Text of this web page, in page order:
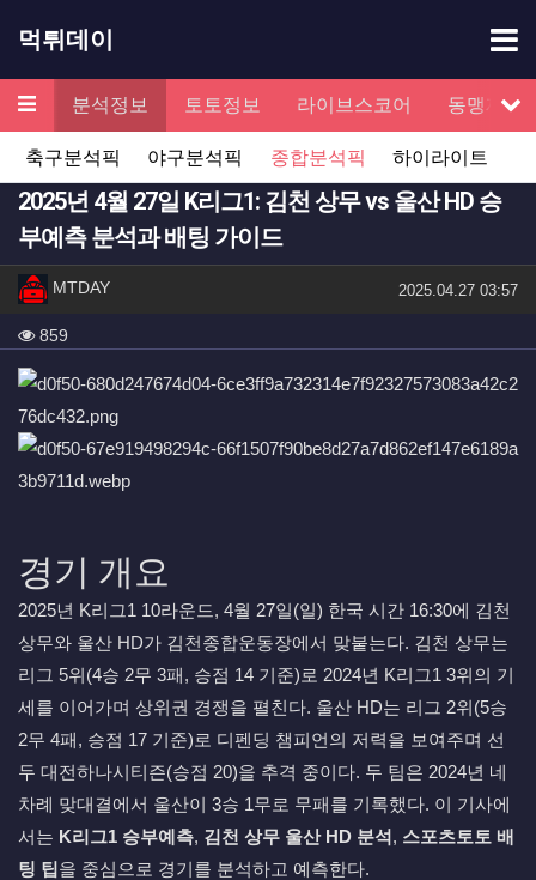
먹튀데이
메뉴
증 분석정보 토토정보 라이브스코어
동맹제휴
축구분석픽
야구분석픽 종합분석픽 하이라이트
2025년 4월 27일 K리그1: 김천 상무 vs 울산 HD 승
부예측 분석과 배팅 가이드
작성자 정보
MTDAY작성 작성일
2025.04.27 03:57
컨텐츠 정보
859
본문
경기 개요
2025년 K리그1 10라운드, 4월 27일(일) 한국 시간 16:30에 김천
상무와 울산 HD가 김천종합운동장에서 맞붙는다. 김천 상무는
리그 5위(4승 2무 3패, 승점 14 기준)로 2024년 K리그1 3위의 기
세를 이어가며 상위권 경쟁을 펼친다. 울산 HD는 리그 2위(5승
2무 4패, 승점 17 기준)로 디펜딩 챔피언의 저력을 보여주며 선
두 대전하나시티즌(승점 20)을 추격 중이다. 두 팀은 2024년 네
차례 맞대결에서 울산이 3승 1무로 무패를 기록했다. 이 기사에
서는 K리그1 승부예측, 김천 상무 울산 HD 분석, 스포츠토토 배
팅 팁을 중심으로 경기를 분석하고 예측한다.